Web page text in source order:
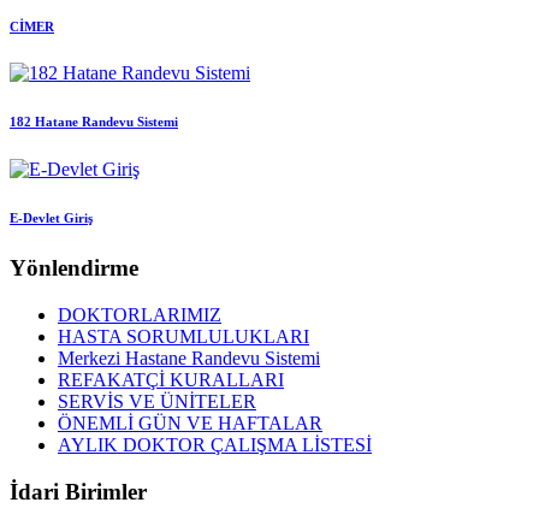
CİMER
182 Hatane Randevu Sistemi
E-Devlet Giriş
Yönlendirme
DOKTORLARIMIZ
HASTA SORUMLULUKLARI
Merkezi Hastane Randevu Sistemi
REFAKATÇİ KURALLARI
SERVİS VE ÜNİTELER
ÖNEMLİ GÜN VE HAFTALAR
AYLIK DOKTOR ÇALIŞMA LİSTESİ
İdari Birimler